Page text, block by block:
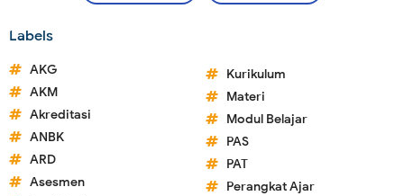
Labels
AKG
AKM
Akreditasi
ANBK
ARD
Asesmen
Kurikulum
Materi
Modul Belajar
PAS
PAT
Perangkat Ajar